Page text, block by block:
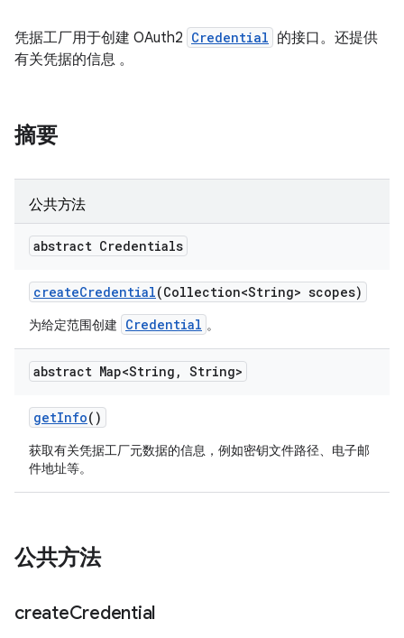
凭据工厂用于创建 OAuth2 Credential 的接口。还提供
有关凭据的信息 。
摘要
公共方法
abstract Credentials
createCredential(Collection<String> scopes)
为给定范围创建 Credential 。
abstract Map<String , String>
getInfo()
获取有关凭据工厂元数据的信息，例如密钥文件路径、电子邮
件地址等。
公共方法
createCredential